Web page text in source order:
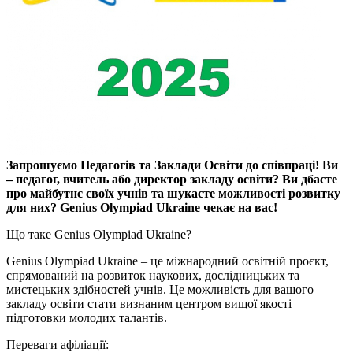
Запрошуємо Педагогів та Заклади Освіти до співпраці! Ви
‒ педагог, вчитель або директор закладу освіти? Ви дбаєте
про майбутнє своїх учнів та шукаєте можливості розвитку
для них? Genius Olympiad Ukraine чекає на вас!
Що таке Genius Olympiad Ukraine?
Genius Olympiad Ukraine ‒ це міжнародний освітній проєкт,
спрямований на розвиток наукових, дослідницьких та
мистецьких здібностей учнів. Це можливість для вашого
закладу освіти стати визнаним центром вищої якості
підготовки молодих талантів.
Переваги афіліації: